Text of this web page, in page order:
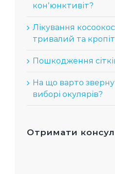
конʼюнктивіт?
Лікування
тривалий та
Пошкодження
На що варто
виборі окулярів?
Отримати